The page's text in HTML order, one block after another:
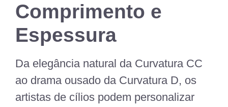
Comprimento e
Espessura
Da elegância natural da Curvatura CC
ao drama ousado da Curvatura D, os
artistas de cílios podem personalizar